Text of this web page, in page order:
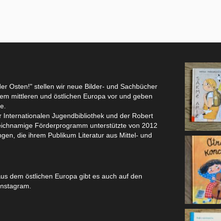
Osten!" stellen wir neue Bilder- und Sachbücher
mittleren und östlichen Europa vor und geben
Internationalen Jugendbibliothek und der Robert
Förderprogramm unterstützte von 2012
die ihrem Publikum Literatur aus Mittel- und
dem östlichen Europa gibt es auch auf den